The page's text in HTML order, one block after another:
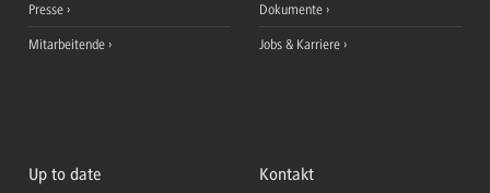
Presse
Mitarbeitende
Dokumente
Jobs & Karriere
Up to date Kontakt